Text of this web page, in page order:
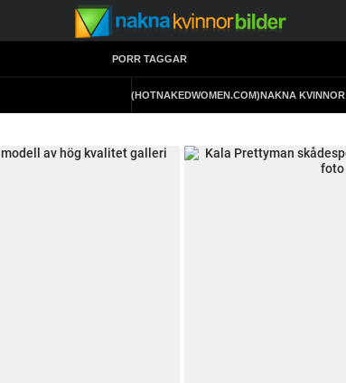
PORR TAGGAR
(HOTNAKEDWOMEN.COM)NAKNA KVINNOR